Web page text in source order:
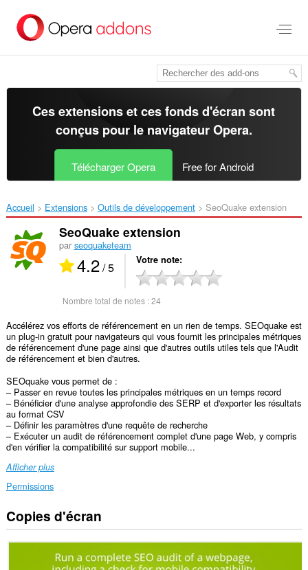
contenu
Ces extensions et ces fonds d'écran sont
conçus pour le navigateur Opera.
Télécharger Opera Free for Android
Accueil Extensions Outils de développement SeoQuake extension‎
SeoQuake extension
par seoquaketeam
4.2/ 5 Votre note
Nombre total de notes :24
Accélérez vos efforts de référencement en un rien de temps. SEOquake est
un plug-in gratuit pour navigateurs qui vous fournit les principales métriques
de référencement d'une page ainsi que d'autres outils utiles tels que l'Audit
de référencement et bien d'autres.
SEOquake vous permet de :
– Passer en revue toutes les principales métriques en un temps record
– Bénéficier d'une analyse approfondie des SERP et d'exporter les résultats
au format CSV
– Définir les paramètres d'une requête de recherche
– Exécuter un audit de référencement complet d'une page Web, y compris
d'en vérifier la compatibilité sur support mobile...
Afficher plus
Permissions
Cette
extension
Copies d'écran